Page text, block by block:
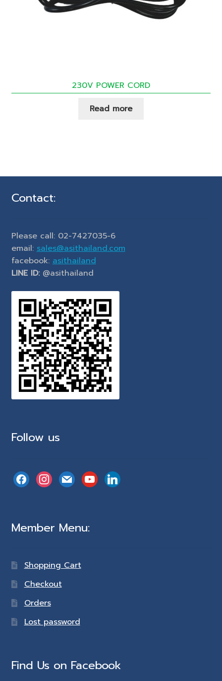
230V POWER CORD
Read more
Contact:
Please call: 02-7427035-6
email:sales@asithailand.com
facebook:asithailand
LINE ID:@asithailand
Follow us
facebookinstagram
mail youtubelinkedin
Member Menu:
Shopping Cart
Checkout
Orders
Lost password
Find Us on Facebook